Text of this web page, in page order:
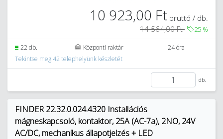
10 923,00 Ft bruttó / db.
14 564,00 Ft
25 %
22 db. Központi raktár
24 óra
Tekintse meg 42 telephelyünk készletét
db.
FINDER 22.32.0.024.4320 Installációs
mágneskapcsoló, kontaktor, 25A (AC-7a), 2NO, 24V
AC/DC, mechanikus állapotjelzés + LED